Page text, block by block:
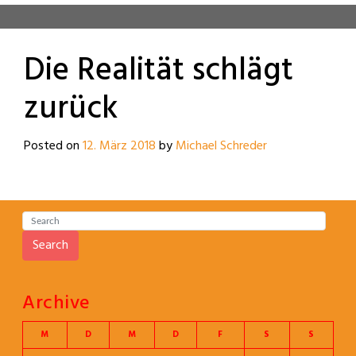
Die Realität schlägt
zurück
Posted on12. März 2018byMichael Schreder
Search
Archive
M D M D F S
S